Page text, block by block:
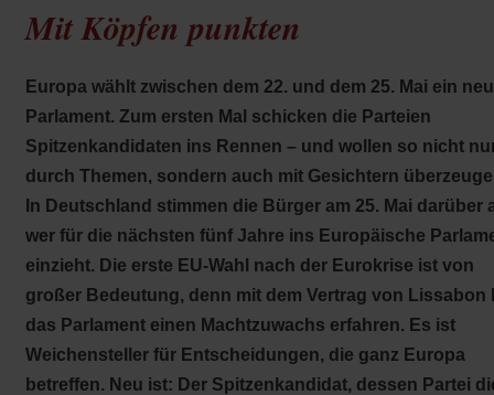
Leserinitiative Publik-Forum e.V.
Urlaub und Nichtstun
(Öffnet
einem
neuen
Tab)
einem
neuen
Tab)
Gleichberechtigung
Künstliche Intelligenz(Öffnet
einem
neuen
Was gibt
Krieg und Frieden(Öffnet
einem
neuen
Tab)
Gott neu denken Krieg in der Ukraine
Flucht und Migration
Video-Podcast »Veranstaltungen«
Podcast »Veranstaltungen«
Schriftgröße ändern:
Mit Köpfen punkten
Europa wählt zwischen dem 22. und dem 25. Mai ein
Parlament. Zum ersten Mal schicken die Parteien
Spitzenkandidaten ins Rennen – und wollen so nicht
durch Themen, sondern auch mit Gesichtern
In Deutschland stimmen die Bürger am 25. Mai darüber
wer für die nächsten fünf Jahre ins Europäische
einzieht. Die erste EU-Wahl nach der Eurokrise ist von
großer Bedeutung, denn mit dem Vertrag von Lissabon
das Parlament einen Machtzuwachs erfahren. Es ist
Weichensteller für Entscheidungen, die ganz Europa
betreffen. Neu ist: Der Spitzenkandidat, dessen Partei